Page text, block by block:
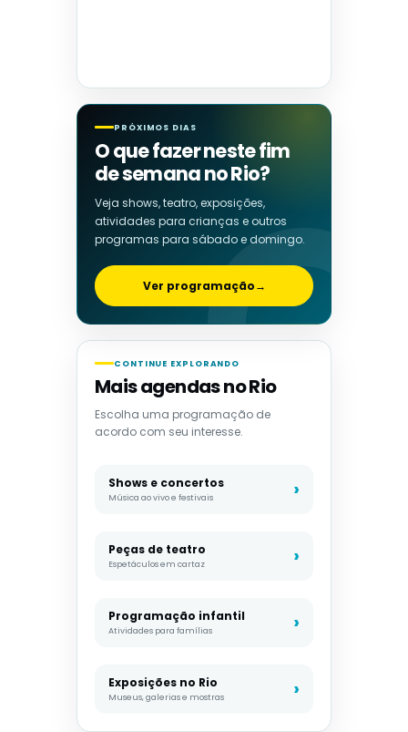
PRÓXIMOS DIAS
O que fazer neste fim
de semana no Rio?
Veja shows, teatro, exposições,
atividades para crianças e outros
programas para sábado e domingo.
Ver programação→
CONTINUE EXPLORANDO
Mais agendas no Rio
Escolha uma programação de
acordo com seu interesse.
Shows e concertos
Música ao vivo e festivais
Peças de teatro
Espetáculos em cartaz
Programação infantil
Atividades para famílias
Exposições no Rio
Museus, galerias e mostras